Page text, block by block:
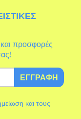
προσφορές
ΕΓΓΡΑΦΉ
και τους